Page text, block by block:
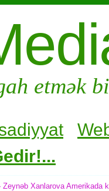
etmək
Zeynəb Xanlarova Amerikada